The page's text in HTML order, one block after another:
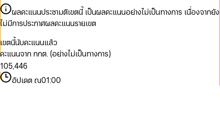
ผลคะแนนประชามติเขตนี้ เป็นผลคะแนนอย่างไม่เป็นทางการ เนื่องจากยัง
ไม่มีการประกาศผลคะแนนรายเขต
เขตนี้นับคะแนนแล้ว
คะแนนจาก กกต. (อย่างไม่เป็นทางการ)
1
2
3
0
1
2
0
1
2
3
4
5
6
7
,
0
1
2
3
4
5
6
0
1
2
3
4
5
6
0
1
2
3
4
5
6
8
อัปเดต ณ01:00